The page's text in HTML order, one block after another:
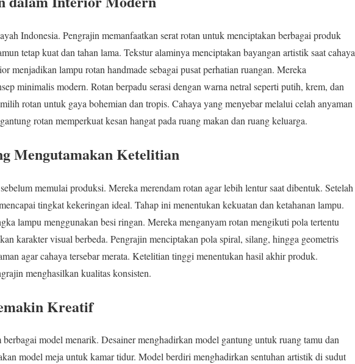
Indonesia. Pengrajin memanfaatkan serat rotan untuk menciptakan berbagai produk
tetap kuat dan tahan lama. Tekstur alaminya menciptakan bayangan artistik saat cahaya
menjadikan lampu rotan handmade sebagai pusat perhatian ruangan. Mereka
minimalis modern. Rotan berpadu serasi dengan warna netral seperti putih, krem, dan
rotan untuk gaya bohemian dan tropis. Cahaya yang menyebar melalui celah anyaman
rotan memperkuat kesan hangat pada ruang makan dan ruang keluarga.
Mengutamakan Ketelitian
memulai produksi. Mereka merendam rotan agar lebih lentur saat dibentuk. Setelah
tingkat kekeringan ideal. Tahap ini menentukan kekuatan dan ketahanan lampu.
lampu menggunakan besi ringan. Mereka menganyam rotan mengikuti pola tertentu
karakter visual berbeda. Pengrajin menciptakan pola spiral, silang, hingga geometris
agar cahaya tersebar merata. Ketelitian tinggi menentukan hasil akhir produk.
menghasilkan kualitas konsisten.
Kreatif
model menarik. Desainer menghadirkan model gantung untuk ruang tamu dan
model meja untuk kamar tidur. Model berdiri menghadirkan sentuhan artistik di sudut